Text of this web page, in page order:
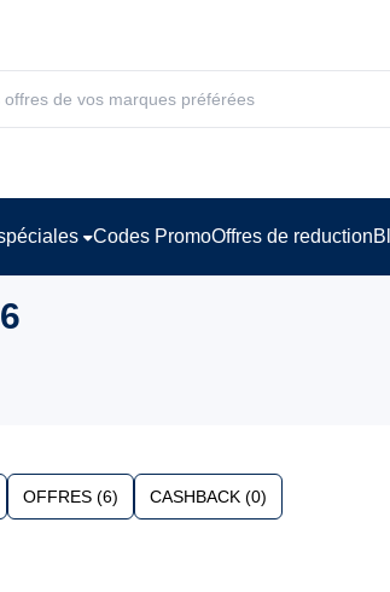
Codes PromoOffres de reduction
OFFRES (6) CASHBACK (0)